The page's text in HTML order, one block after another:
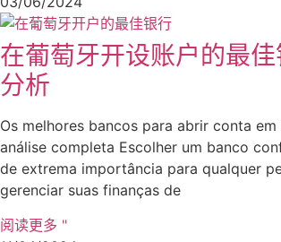
在葡萄牙开设账户的最
分析
Os melhores bancos para abrir conta
análise completa Escolher um banco
de extrema importância para qualquer
gerenciar suas finanças de
阅读更多 "